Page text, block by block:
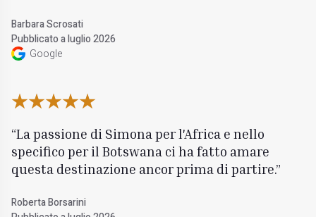
Barbara Scrosati
Pubblicato a luglio 2026
Google
La passione di Simona per l'Africa e nello
specifico per il Botswana ci ha fatto amare
questa destinazione ancor prima di partire.
Roberta Borsarini